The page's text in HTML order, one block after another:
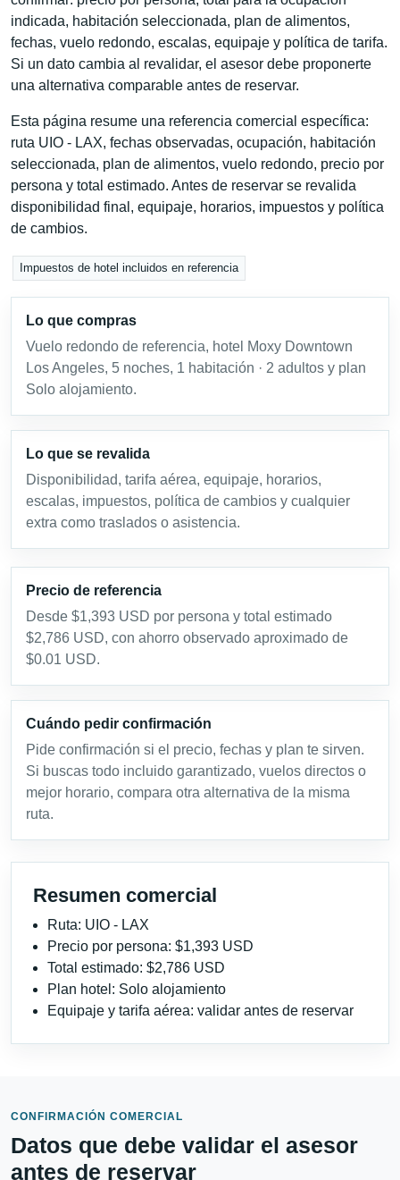
indicada, habitación seleccionada, plan de alimentos,
fechas, vuelo redondo, escalas, equipaje y política de tarifa.
Si un dato cambia al revalidar, el asesor debe proponerte
una alternativa comparable antes de reservar.
Esta página resume una referencia comercial específica:
ruta UIO - LAX, fechas observadas, ocupación, habitación
seleccionada, plan de alimentos, vuelo redondo, precio por
persona y total estimado. Antes de reservar se revalida
disponibilidad final, equipaje, horarios, impuestos y política
de cambios.
Impuestos de hotel incluidos en referencia
Lo que compras
Vuelo redondo de referencia, hotel Moxy Downtown
Los Angeles, 5 noches, 1 habitación · 2 adultos y plan
Solo alojamiento.
Lo que se revalida
Disponibilidad, tarifa aérea, equipaje, horarios,
escalas, impuestos, política de cambios y cualquier
extra como traslados o asistencia.
Precio de referencia
Desde $1,393 USD por persona y total estimado
$2,786 USD, con ahorro observado aproximado de
$0.01 USD.
Cuándo pedir confirmación
Pide confirmación si el precio, fechas y plan te sirven.
Si buscas todo incluido garantizado, vuelos directos o
mejor horario, compara otra alternativa de la misma
ruta.
Resumen comercial
Ruta: UIO - LAX
Precio por persona: $1,393 USD
Total estimado: $2,786 USD
Plan hotel: Solo alojamiento
Equipaje y tarifa aérea: validar antes de reservar
CONFIRMACIÓN COMERCIAL
Datos que debe validar el asesor
antes de reservar